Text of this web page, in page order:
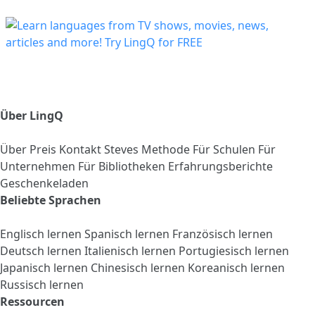
Über LingQ
Über Preis KontaktSteves Methode Für Schulen Für
Unternehmen Für Bibliotheken Erfahrungsberichte
Geschenkeladen
Beliebte Sprachen
Englisch lernen Spanisch lernen Französisch lernen
Deutsch lernen Italienisch lernen Portugiesisch lernen
Japanisch lernen Chinesisch lernen Koreanisch lernen
Russisch lernen
Ressourcen